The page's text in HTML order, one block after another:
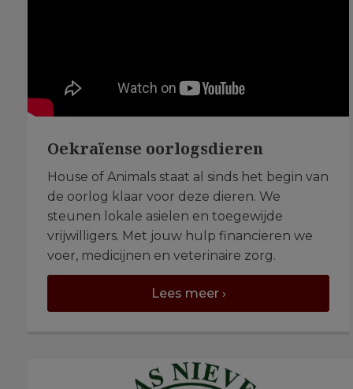
Oekraïense oorlogsdieren
House of Animals staat al sinds het begin van
de oorlog klaar voor deze dieren. We
steunen lokale asielen en toegewijde
vrijwilligers. Met jouw hulp financieren we
voer, medicijnen en veterinaire zorg.
Lees meer ›